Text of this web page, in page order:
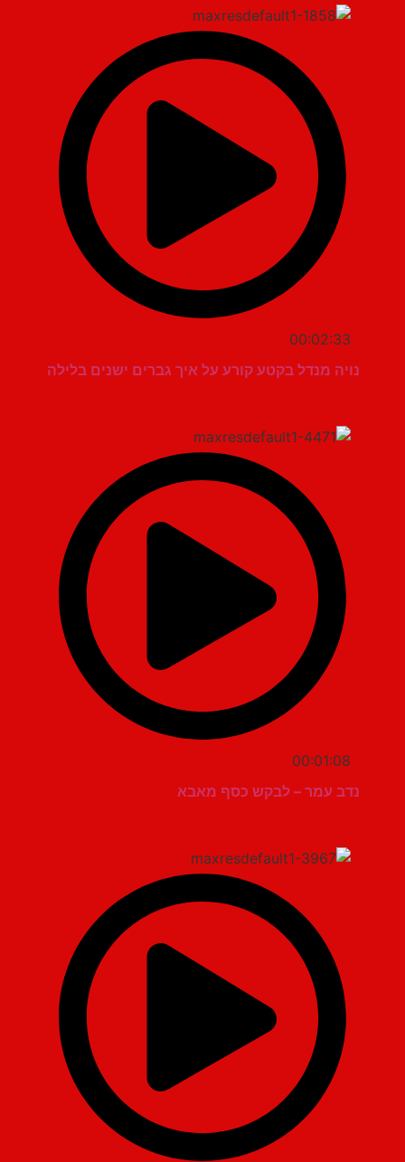
00:02:33
נויה מנדל בקטע קורע על איך גברים ישנים בלילה
00:01:08
נדב עמר – לבקש כסף מאבא